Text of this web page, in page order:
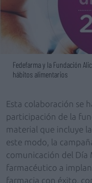
Fedefarma y la Fundación
hábitos alimentarios
Esta colaboración se
participación de la
material que incluye
este modo, la
comunicación del Día
farmacéutico a
farmacia con éxito,